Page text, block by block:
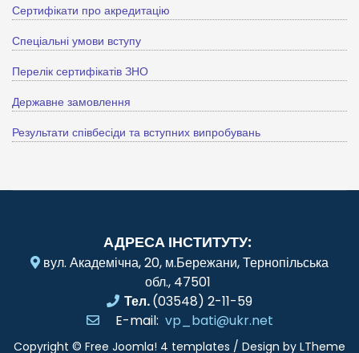
Сертифікати про акредитацію
Спеціальні умови вступу
Перелік сертифікатів ЗНО
Державне замовлення
Результати співбесіди та вступних випробувань
АДРЕСА ІНСТИТУТУ:
вул. Академічна, 20, м.Бережани, Тернопільська
обл., 47501
Тел.(03548) 2-11-59
E-mail: vp_bati@ukr.net
Copyright © Free Joomla! 4 templates / Design by LTheme